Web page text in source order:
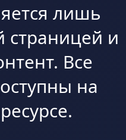
лишь
страницей и
Все
на